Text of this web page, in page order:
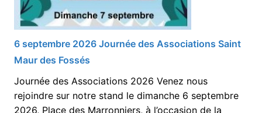
6 septembre 2026 Journée des Associations Saint
Maur des Fossés
Journée des Associations 2026 Venez nous
rejoindre sur notre stand le dimanche 6 septembre
2026, Place des Marronniers, à l’occasion de la